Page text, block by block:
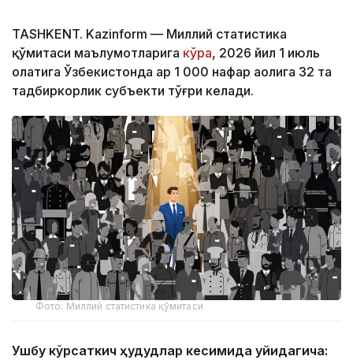
TASHKENT. Kazinform — Миллий статистика
қўмитаси маълумотларига кўра, 2026 йил 1 июль
ҳолатига Ўзбекистонда ҳар 1 000 нафар аҳолига 32 та
тадбиркорлик субъекти тўғри келади.
Фото: Миллий статистика қўмитаси
Ушбу кўрсаткич ҳудудлар кесимида қуйидагича: